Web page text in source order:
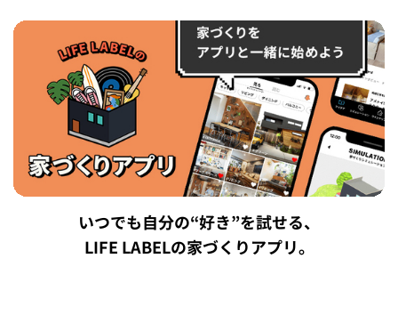
いつでも自分の“好き”を試せる、
LIFE LABELの家づくりアプリ。